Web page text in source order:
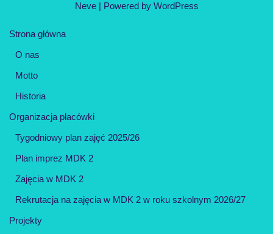
Neve| Powered by WordPress
Strona główna
O nas
Motto
Historia
Organizacja placówki
Tygodniowy plan zajęć 2025/26
Plan imprez MDK 2
Zajęcia w MDK 2
Rekrutacja na zajęcia w MDK 2 w roku szkolnym 2026/27
Projekty